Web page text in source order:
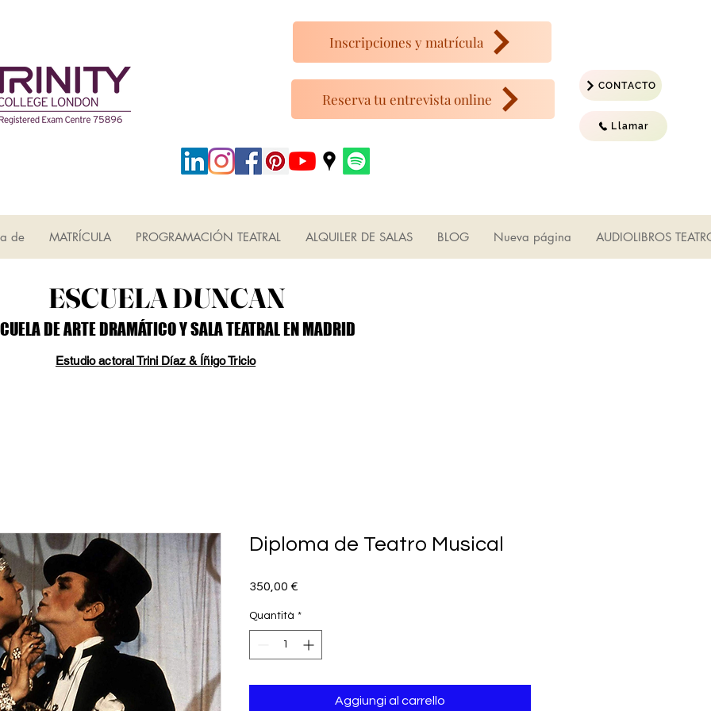
Reserva tu entrevista online
Llamar
CONTACTO
Inscripciones y matrícula
de MATRÍCULA PROGRAMACIÓN TEATRAL ALQUILER DE SALAS BLOG Nueva página AUDIOLIBROS
ESCUELA DUNCAN
ESCUELA DUNCAN
DE ARTE DRAMÁTICO Y SALA TEATRAL EN MADRID
DE ARTE DRAMÁTICO Y SALA TEATRAL EN MADRID
Estudio actoral Trini Díaz & Íñigo Tricio
Diploma de Teatro Musical
350,00 €
Quantità *
Aggiungi al carrello